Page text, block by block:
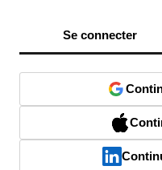
Se connecter